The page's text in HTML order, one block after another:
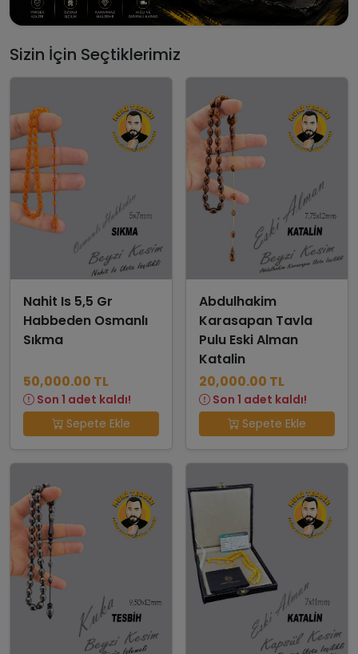
Sizin İçin Seçtiklerimiz
Nahit Is 5,5 Gr
Habbeden Osmanlı
Sıkma
50,000.00 TL
Son 1 adet kaldı!
Sepete Ekle
Abdulhakim
Karasapan Tavla
Pulu Eski Alman
Katalin
20,000.00 TL
Son 1 adet kaldı!
Sepete Ekle